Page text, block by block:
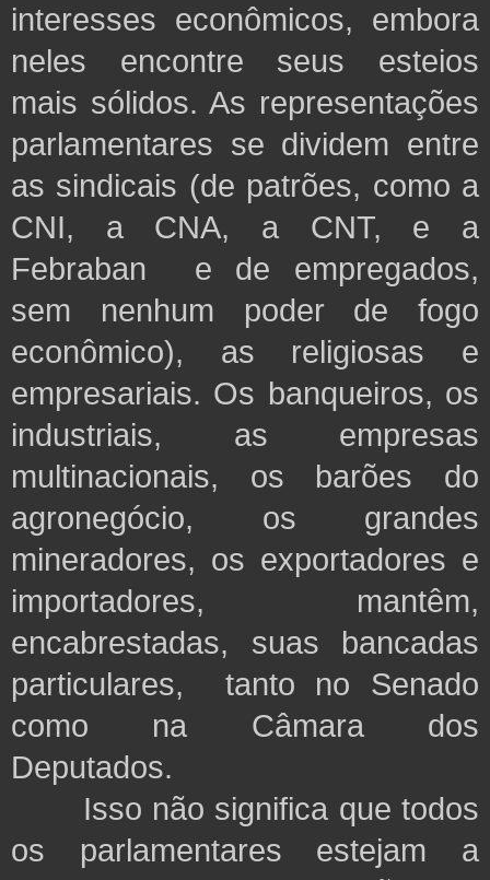
interesses econômicos, embora
neles encontre seus esteios
mais sólidos. As representações
parlamentares se dividem entre
as sindicais (de patrões, como a
CNI, a CNA, a CNT, e a
Febraban e de empregados,
sem nenhum poder de fogo
econômico), as religiosas e
empresariais. Os banqueiros, os
industriais, as empresas
multinacionais, os barões do
agronegócio, os grandes
mineradores, os exportadores e
importadores, mantêm,
encabrestadas, suas bancadas
particulares, tanto no Senado
como na Câmara dos
Deputados.
Isso não significa que todos
os parlamentares estejam a